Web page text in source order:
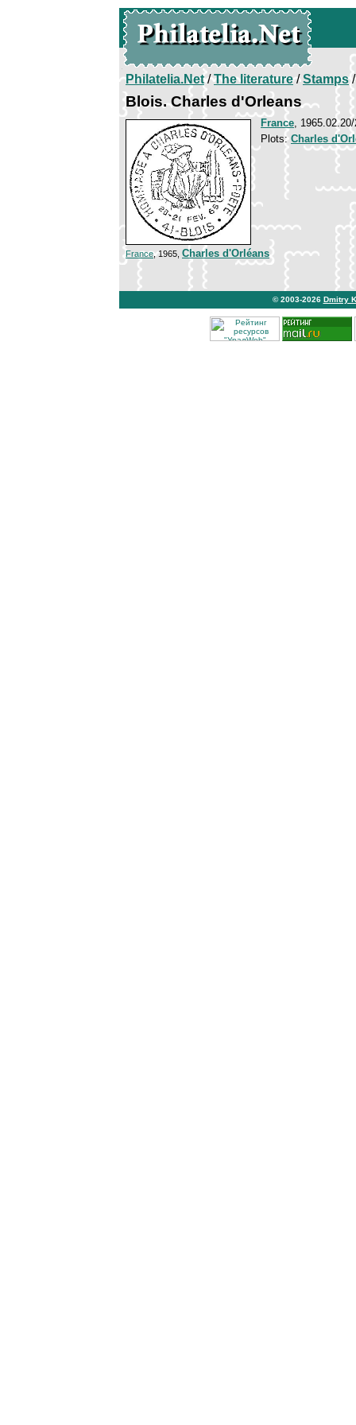
Philatelia.Net/The literature/Stamps/
Blois. Charles d'Orleans
France,
Plots:Charles
France, 1965, Charles d'Orléans
© 2003-2026 Dmitry